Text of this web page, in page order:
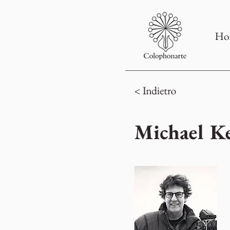
< Indietro
Michael